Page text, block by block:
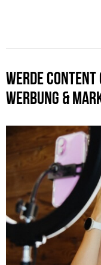
WERDE
WERBUNG &